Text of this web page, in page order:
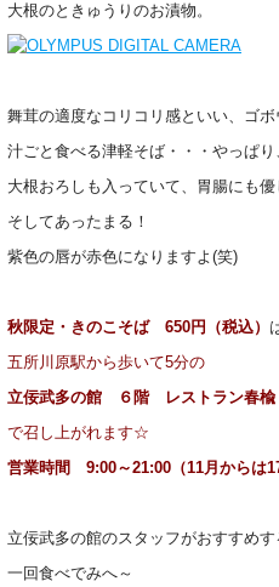
大根のときゅうりのお漬物。
舞茸の適度なコリコリ感といい、ゴ
汁ごと食べる津軽そば・・・やっぱり
大根おろしも入っていて、胃腸にも
そしてあったまる！
紫色の唇が赤色になりますよ(笑)
秋限定・きのこそば 650円（税込）
五所川原駅から歩いて5分の
立佞武多の館 ６階 レストラン春楡
で召し上がれます☆
営業時間 9:00～21:00（11月からは
立佞武多の館のスタッフがおすすめ
一回食べでみへ～